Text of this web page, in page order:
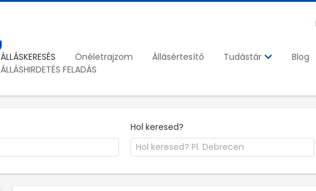
ÁLLÁSKERESÉS Önéletrajzom Állásértesítő Tudástár Blog
ÁLLÁSHIRDETÉS FELADÁS
Hol keresed?